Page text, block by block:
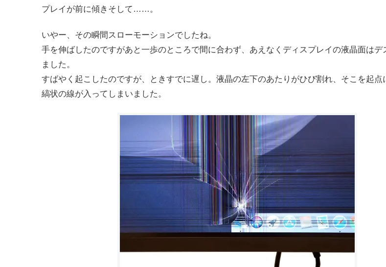
プレイが前に傾きそして……。
いやー、その瞬間スローモーションでしたね。
手を伸ばしたのですがあと一歩のところで間に合わず、あえなくディスプレイの液晶面はデ
ました。
すばやく起こしたのですが、ときすでに遅し。液晶の左下のあたりがひび割れ、そこを起点
縞状の線が入ってしまいました。